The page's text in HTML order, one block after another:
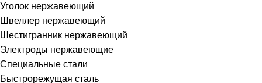
Уголок нержавеющий
Швеллер нержавеющий
Шестигранник нержавеющий
Электроды нержавеющие
Специальные стали
Быстрорежущая сталь